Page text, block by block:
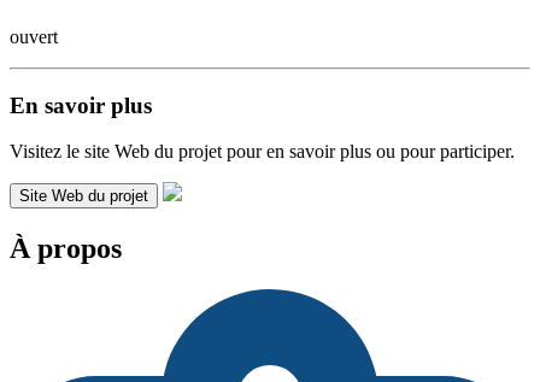
ouvert
En savoir plus
Visitez le site Web du projet pour en savoir plus ou pour participer.
Site Web du projet
À propos